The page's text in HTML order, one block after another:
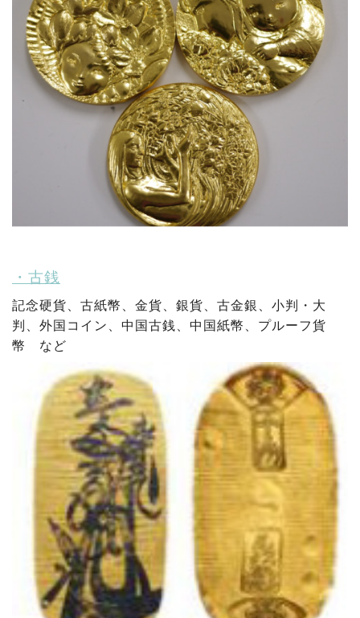
・古銭
記念硬貨、 古紙幣、 金貨、 銀貨、 古金銀、 小判・大
判、 外国コイン、 中国古銭、 中国紙幣、 プルーフ貨
幣 など